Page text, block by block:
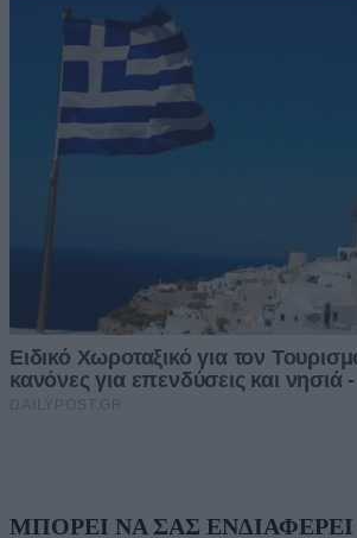
ΜΠΟΡΕΙ ΝΑ ΣΑΣ ΕΝΔΙΑΦΕΡΕΙ